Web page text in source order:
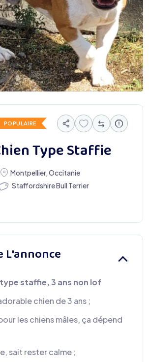
POPULAIRE
Type Staffie
Montpellier,Occitanie
Staffordshire Bull Terrier
L'annonce
staffie, 3 ans non lof
chien de 3 ans ;
les chiens mâles, ça dépend
sait rester calme ;